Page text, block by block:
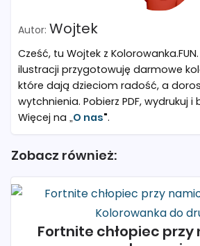
Wojtek
Cześć, tu Wojtek z
ilustracji przygotowuję darmowe
które dają dzieciom radość, a
wytchnienia. Pobierz PDF, wydrukuj
Więcej na „O nas".
Zobacz również:
Fortnite chłopiec przy